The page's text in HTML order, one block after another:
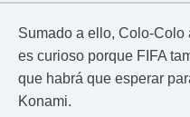
Sumado a ello, Colo-
es curioso porque FIFA
que habrá que esperar
Konami.